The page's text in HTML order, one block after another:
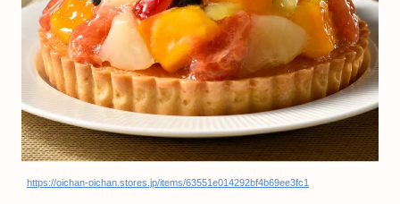
https://oichan-oichan.stores.jp/items/63551e014292bf4b69ee3fc1